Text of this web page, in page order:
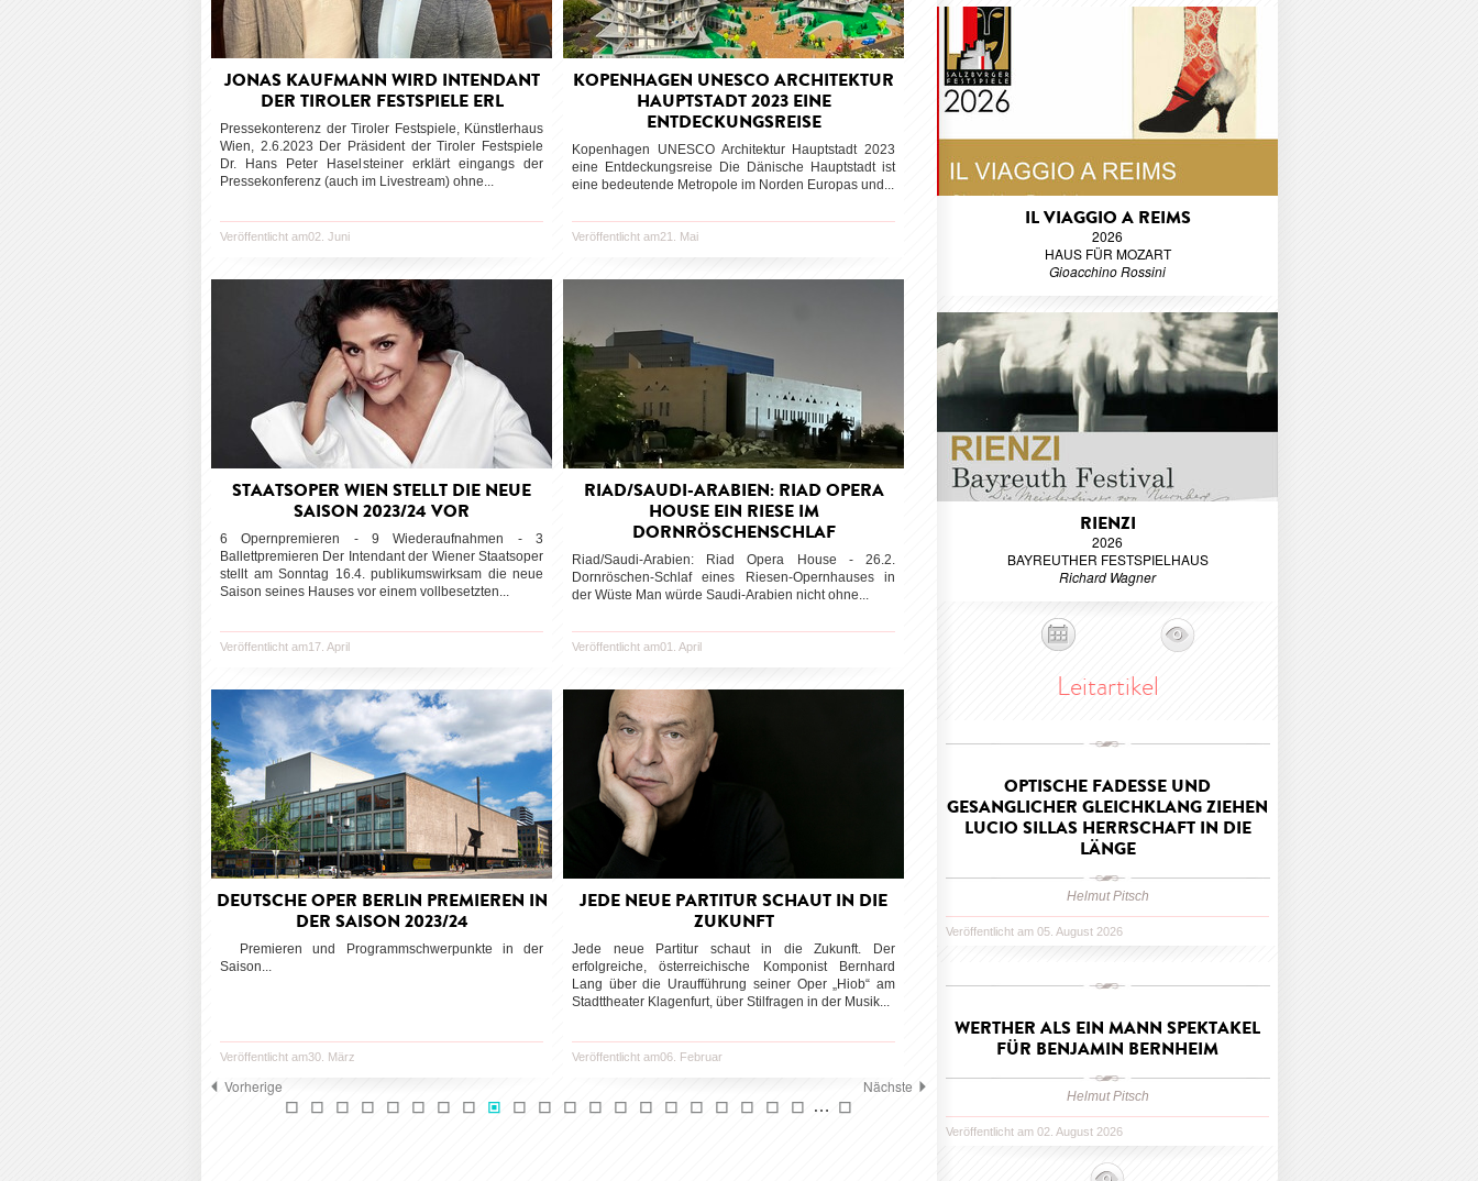
JONAS KAUFMANN WIRD INTENDANT
DER TIROLER FESTSPIELE ERL
Pressekonterenz der Tiroler Festspiele, Künstlerhaus
Wien, 2.6.2023 Der Präsident der Tiroler Festspiele
Dr. Hans Peter Haselsteiner erklärt eingangs der
Pressekonferenz (auch im Livestream) ohne...
Veröffentlicht am02. Juni
KOPENHAGEN UNESCO ARCHITEKTUR
HAUPTSTADT 2023 EINE
ENTDECKUNGSREISE
Kopenhagen UNESCO Architektur Hauptstadt 2023
eine Entdeckungsreise Die Dänische Hauptstadt ist
eine bedeutende Metropole im Norden Europas und...
Veröffentlicht am21. Mai
STAATSOPER WIEN STELLT DIE NEUE
SAISON 2023/24 VOR
6 Opernpremieren - 9 Wiederaufnahmen - 3
Ballettpremieren Der Intendant der Wiener Staatsoper
stellt am Sonntag 16.4. publikumswirksam die neue
Saison seines Hauses vor einem vollbesetzten...
Veröffentlicht am17. April
RIAD/SAUDI-ARABIEN: RIAD OPERA
HOUSE EIN RIESE IM
DORNRÖSCHENSCHLAF
Riad/Saudi-Arabien: Riad Opera House - 26.2.
Dornröschen-Schlaf eines Riesen-Opernhauses in
der Wüste Man würde Saudi-Arabien nicht ohne...
Veröffentlicht am01. April
DEUTSCHE OPER BERLIN PREMIEREN IN
DER SAISON 2023/24
Premieren und Programmschwerpunkte in der
Saison...
Veröffentlicht am30. März
JEDE NEUE PARTITUR SCHAUT IN DIE
ZUKUNFT
Jede neue Partitur schaut in die Zukunft. Der
erfolgreiche, österreichische Komponist Bernhard
Lang über die Uraufführung seiner Oper „Hiob“ am
Stadttheater Klagenfurt, über Stilfragen in der Musik...
Veröffentlicht am06. Februar
Vorherige
…
Nächste
IL VIAGGIO A REIMS
2026
HAUS FÜR MOZART
Gioacchino Rossini
RIENZI
2026
BAYREUTHER FESTSPIELHAUS
Richard Wagner
Leitartikel
OPTISCHE FADESSE UND
GESANGLICHER GLEICHKLANG ZIEHEN
LUCIO SILLAS HERRSCHAFT IN DIE
LÄNGE
Helmut Pitsch
Veröffentlicht am 05. August 2026
WERTHER ALS EIN MANN SPEKTAKEL
FÜR BENJAMIN BERNHEIM
Helmut Pitsch
Veröffentlicht am 02. August 2026